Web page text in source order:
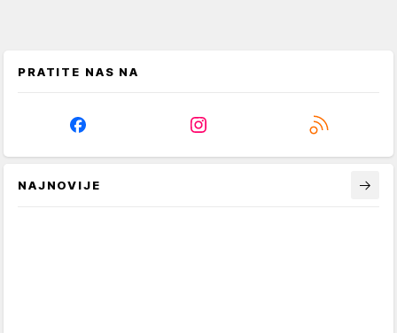
PRATITE NAS NA
NAJNOVIJE